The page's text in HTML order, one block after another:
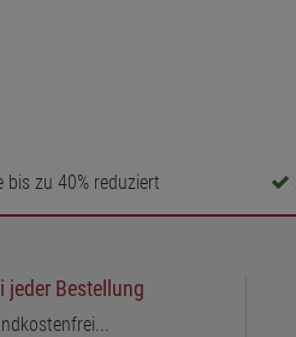
bis zu 40% reduziert
jeder Bestellung